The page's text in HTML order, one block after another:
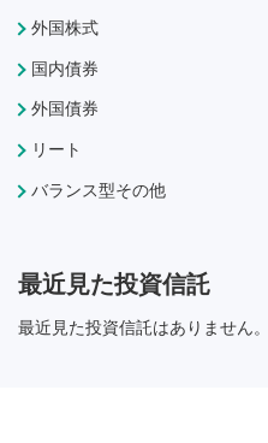
外国株式
国内債券
外国債券
リート
バランス型その他
最近見た投資信託
最近見た投資信託はありません。